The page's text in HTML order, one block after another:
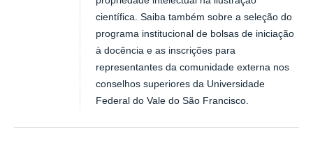
científica. Saiba também sobre a seleção do
programa institucional de bolsas de iniciação
à docência e as inscrições para
representantes da comunidade externa nos
conselhos superiores da Universidade
Federal do Vale do São Francisco.